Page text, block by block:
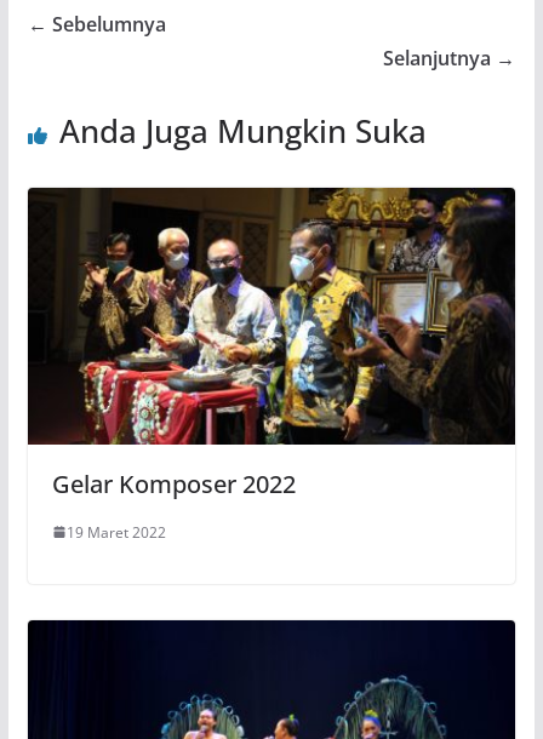
← Sebelumnya
Selanjutnya →
Anda Juga Mungkin Suka
Gelar Komposer 2022
19 Maret 2022